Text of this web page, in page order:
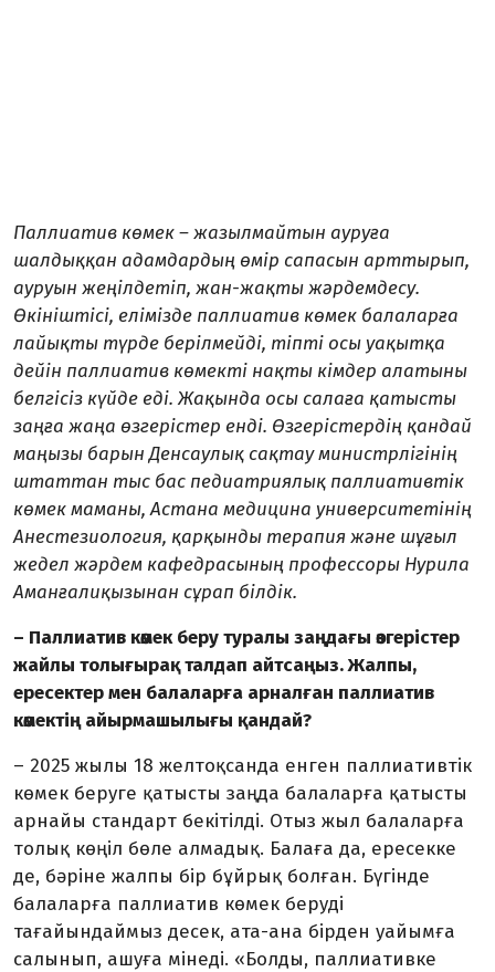
Паллиатив көмек – жазылмайтын ауруға
шалдыққан адамдардың өмір сапасын арттырып,
ауруын жеңілдетіп, жан-жақты жәрдемдесу.
Өкініштісі, елімізде паллиатив көмек балаларға
лайықты түрде берілмейді, тіпті осы уақытқа
дейін паллиатив көмекті нақты кімдер алатыны
белгісіз күйде еді. Жақында осы салаға қатысты
заңға жаңа өзгерістер енді. Өзгеріс­тердің қандай
маңызы барын Денсаулық сақтау министрлігінің
штаттан тыс бас педиатриялық паллиативтік
көмек маманы, Астана медицина университетінің
Анестезиология, қарқынды терапия және шұғыл
жедел жәрдем кафедрасының профессоры Нурила
Аманғалиқызынан сұрап білдік.
– Паллиатив көмек беру туралы заңдағы өзгерістер
жайлы толығырақ талдап айтсаңыз. Жалпы,
ересектер мен балаларға арналған паллиатив
көмектің айырмашылығы қандай?
– 2025 жылы 18 желтоқсанда енген паллиативтік
көмек беруге қатысты заңда балаларға қатысты
арнайы стандарт бекітілді. Отыз жыл балаларға
толық көңіл бөле алмадық. Балаға да, ересекке
де, бәріне жалпы бір бұйрық болған. Бүгінде
балаларға паллиатив көмек беруді
тағайындаймыз десек, ата-ана бірден уайымға
салынып, ашуға мінеді. «Болды, паллиативке